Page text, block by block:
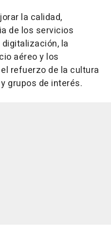
la calidad,
de los servicios
la
aéreo y los
refuerzo de la cultura
grupos de interés.